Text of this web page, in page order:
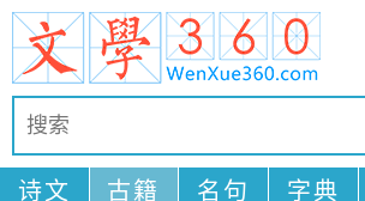
诗文 古籍 名句 字典